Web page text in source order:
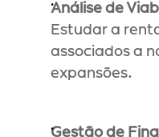
Análise de
Estudar a
associados a
expansões.
Gestão de